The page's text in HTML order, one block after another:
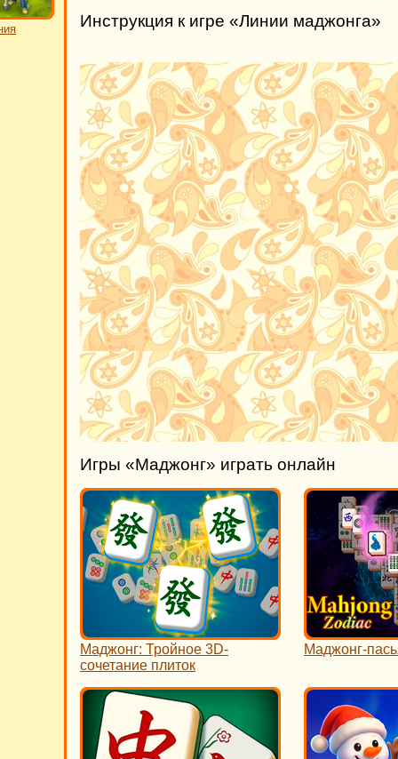
Инструкция к игре «Линии маджонга»
Игры «Маджонг» играть онлайн
Маджонг: Тройное 3D-
сочетание плиток
Маджонг-